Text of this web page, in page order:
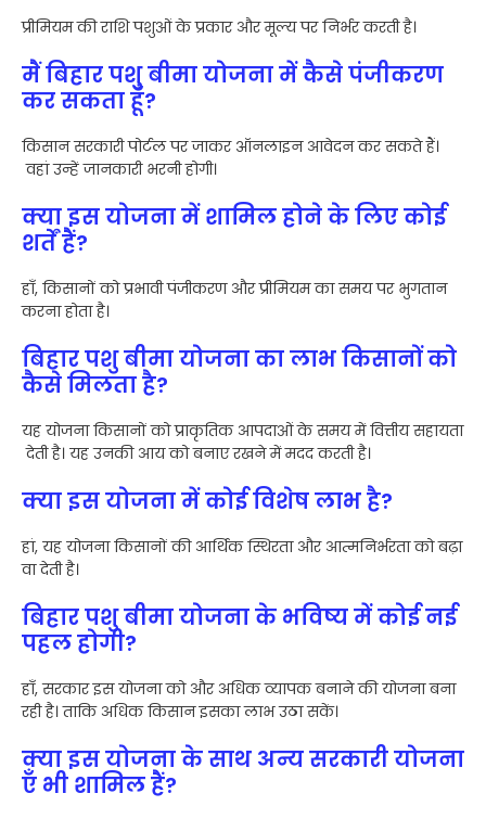
प्रीमियम की राशि पशुओं के प्रकार और मूल्य पर निर्भर करती है।
मैं बिहार पशु बीमा योजना में कैसे पंजीकरण
कर सकता हूँ?
किसान सरकारी पोर्टल पर जाकर ऑनलाइन आवेदन कर सकते हैं।
वहां उन्हें जानकारी भरनी होगी।
क्या इस योजना में शामिल होने के लिए कोई
शर्तें हैं?
हाँ, किसानों को प्रभावी पंजीकरण और प्रीमियम का समय पर भुगतान
करना होता है।
बिहार पशु बीमा योजना का लाभ किसानों को
कैसे मिलता है?
यह योजना किसानों को प्राकृतिक आपदाओं के समय में वित्तीय सहायता
देती है। यह उनकी आय को बनाए रखने में मदद करती है।
क्या इस योजना में कोई विशेष लाभ है?
हां, यह योजना किसानों की आर्थिक स्थिरता और आत्मनिर्भरता को बढ़ा
वा देती है।
बिहार पशु बीमा योजना के भविष्य में कोई नई
पहल होगी?
हाँ, सरकार इस योजना को और अधिक व्यापक बनाने की योजना बना
रही है। ताकि अधिक किसान इसका लाभ उठा सकें।
क्या इस योजना के साथ अन्य सरकारी योजना
एँ भी शामिल हैं?